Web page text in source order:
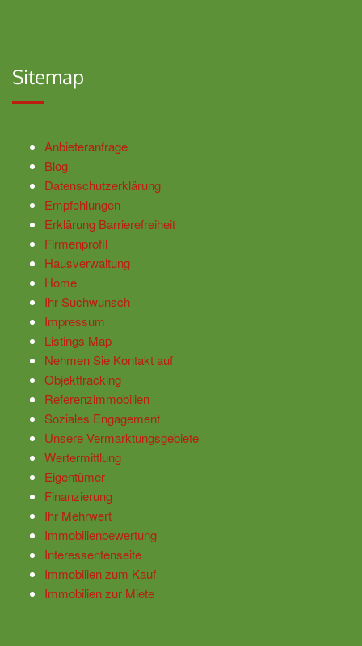
Sitemap
Anbieteranfrage
Blog
Datenschutzerklärung
Empfehlungen
Erklärung Barrierefreiheit
Firmenprofil
Hausverwaltung
Home
Ihr Suchwunsch
Impressum
Listings Map
Nehmen Sie Kontakt auf
Objekttracking
Referenzimmobilien
Soziales Engagement
Unsere Vermarktungsgebiete
Wertermittlung
Eigentümer
Finanzierung
Ihr Mehrwert
Immobilienbewertung
Interessentenseite
Immobilien zum Kauf
Immobilien zur Miete